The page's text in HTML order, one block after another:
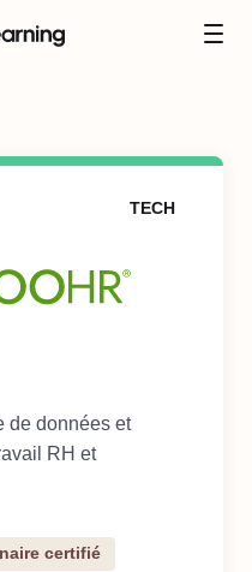
TECH
de données et
RH et
certifié